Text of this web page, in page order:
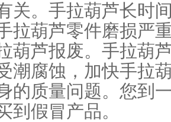
关。手拉葫芦长时
拉葫芦零件磨损严
葫芦报废。手拉葫
潮腐蚀，加快手拉
的质量问题。您到
到假冒产品。